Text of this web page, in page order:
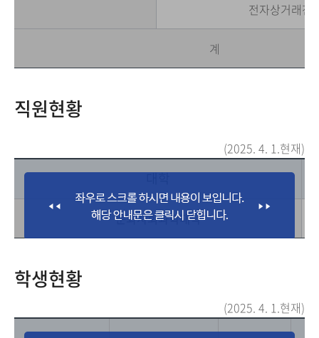
전자상거래전
계
직원현황
(2025. 4. 1.현재)
대학
문화사회과학대학
학생현황
(2025. 4. 1.현재)